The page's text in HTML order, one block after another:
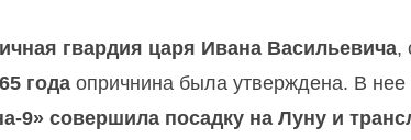
гвардия царя Ивана Васильевича,
года опричнина была утверждена. В
9» совершила посадку на Луну и